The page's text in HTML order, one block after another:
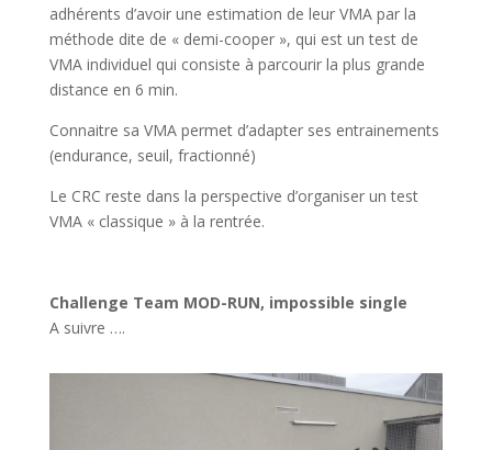
adhérents d’avoir une estimation de leur VMA par la
méthode dite de « demi-cooper », qui est un test de
VMA individuel qui consiste à parcourir la plus grande
distance en 6 min.
Connaitre sa VMA permet d’adapter ses entrainements
(endurance, seuil, fractionné)
Le CRC reste dans la perspective d’organiser un test
VMA « classique » à la rentrée.
Challenge Team MOD-RUN, impossible single
A suivre ….